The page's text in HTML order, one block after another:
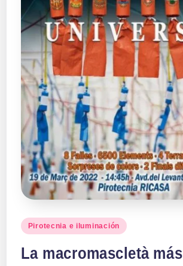
Publicado
Pirotecnia e iluminación
La macromascletà más